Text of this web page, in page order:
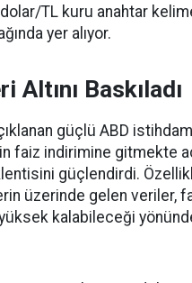
dolar/TL kuru anahtar
yer alıyor.
Altını Baskıladı
güçlü ABD
faiz indirimine gitmekte
güçlendirdi.
üzerinde gelen veriler,
kalabileceği